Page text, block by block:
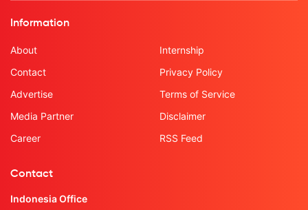
Information
About
Contact
Advertise
Media Partner
Career
Internship
Privacy Policy
Terms of Service
Disclaimer
RSS Feed
Contact
Indonesia Office